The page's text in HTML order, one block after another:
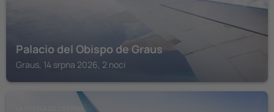
Palacio del Obispo de Graus
Graus, 14 srpna 2026, 2 noci